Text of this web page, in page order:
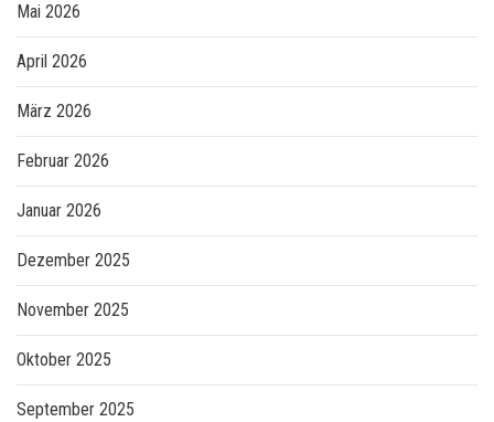
Mai 2026
April 2026
März 2026
Februar 2026
Januar 2026
Dezember 2025
November 2025
Oktober 2025
September 2025